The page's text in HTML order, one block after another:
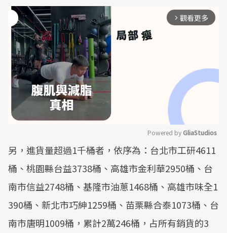
arrow_forward_ios 觀看更多
Mute
Powered by GliaStudios
另，進貨量超過1千桶者，依序為：台北市工研4611
桶、桃園縣台益3738桶、高雄市金利華2950桶、台
南市信益2748桶、基隆市油蔥1468桶、高雄市味全1
390桶、新北市巧紳1259桶、苗栗縣合泰1073桶、台
南市唐明1009桶，累計2萬246桶，占所有銷貨的3